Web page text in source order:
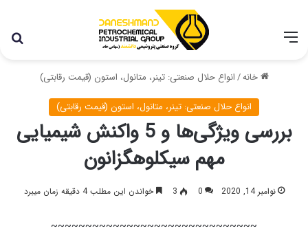
خانه/انواع حلال صنعتی: تینر، متانول، استون (قیمت رقابتی)
انواع حلال صنعتی: تینر، متانول، استون (قیمت رقابتی)
بررسی ویژگی‌ها و 5 واکنش شیمیایی
مهم سیکلوهگزانون
نوامبر 14, 2020 0
3 خواندن این مطلب 4 دقیقه زمان میبرد
~~~~~~~~~~~~~~~~~~~~~~~~~~~~~~
با توجه به شرایط اخیر در کشور، مجموعه پتروشیمی دانشمند
همچنان با تمام توان در حال فعالیت می باشد.